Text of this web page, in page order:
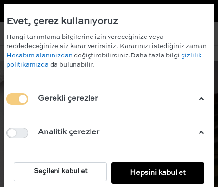
Evet, çerez kullanıyoruz
Hangi tanımlama bilgilerine izin vereceğinize veya
reddedeceğinize siz karar verirsiniz. Kararınızı istediğiniz zaman
Hesabım alanınızdan değiştirebilirsiniz.Daha fazla bilgi gizlilik
politikamızda da bulunabilir.
Gerekli çerezler
Analitik çerezler
Seçileni kabul et Hepsini kabul et